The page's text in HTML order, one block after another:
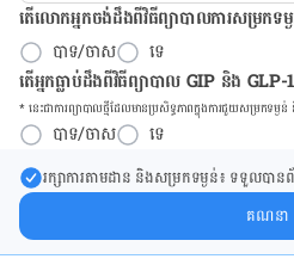
តើលោកអ្នកចង់ដឹង​ពីវិធីព្យាបាលការសម្រកទម្
បាទ/ចាស
ទេ
តើអ្នកធ្លាប់ដឹងពីវិធីព្យាបាល GIP និង GLP-
* នេះ​ជា​ការ​ព្យា​បាល​ថ្មីដែល​​មាន​ប្រសិទ្ធ​ភាព​ក្នុង​ការ​ជួយ​សម្រក​ទម្
បាទ/ចាស ទេ
រក្សា​ការ​តាមដាន និងសម្រក​ទម្ងន់៖ ទទួលបាន​
ការសម្រក​ទម្ងន់ និងការផ្តល់ជំនួយដោយផ្ទាល់​
គណនា